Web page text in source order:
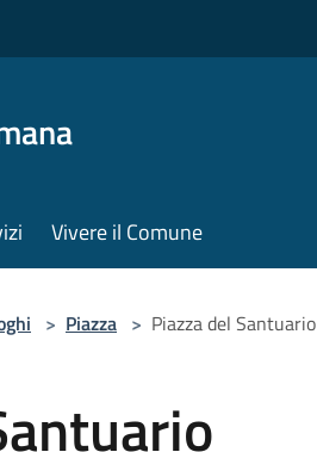
Vivere il Comune
> Piazza > Piazza del Santuario